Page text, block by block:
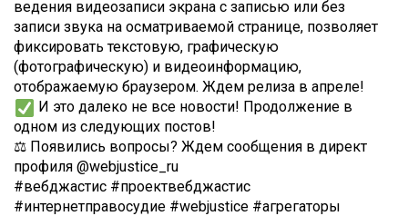
ведения видеозаписи экрана с записью или без
записи звука на осматриваемой странице, позволяет
фиксировать текстовую, графическую
(фотографическую) и видеоинформацию,
отображаемую браузером. Ждем релиза в апреле!
И это далеко не все новости! Продолжение в
одном из следующих постов!
⚖️ Появились вопросы? Ждем сообщения в директ
профиля @webjustice_ru
#вебджастис #проектвебджастис
#интернетправосудие #webjustice #агрегаторы